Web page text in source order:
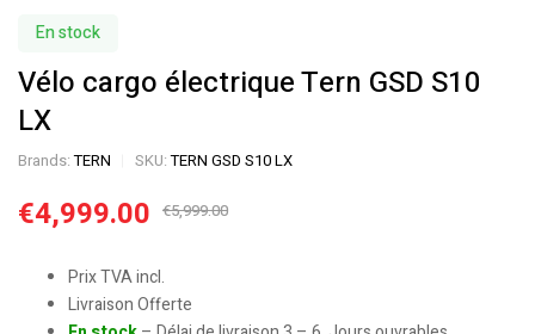
En stock
Vélo cargo électrique Tern GSD S10
LX
Brands:TERN SKU:TERN GSD S10 LX
€5,999.00
€4,999.00
Prix TVA incl.
Livraison Offerte